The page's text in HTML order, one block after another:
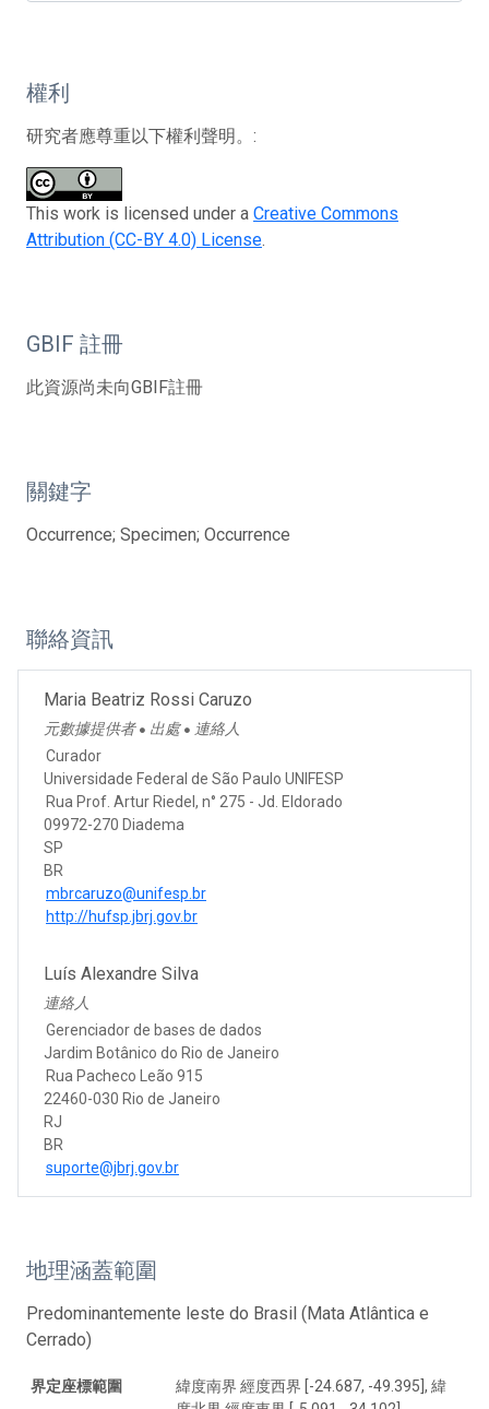
權利
研究者應尊重以下權利聲明。:
This work is licensed under a Creative Commons
Attribution (CC-BY 4.0) License.
GBIF 註冊
此資源尚未向GBIF註冊
關鍵字
Occurrence; Specimen; Occurrence
聯絡資訊
Maria Beatriz Rossi Caruzo
元數據提供者 ● 出處 ● 連絡人
Curador
Universidade Federal de São Paulo UNIFESP
Rua Prof. Artur Riedel, n° 275 - Jd. Eldorado
09972-270 Diadema
SP
BR
mbrcaruzo@unifesp.br
http://hufsp.jbrj.gov.br
Luís Alexandre Silva
連絡人
Gerenciador de bases de dados
Jardim Botânico do Rio de Janeiro
Rua Pacheco Leão 915
22460-030 Rio de Janeiro
RJ
BR
suporte@jbrj.gov.br
地理涵蓋範圍
Predominantemente leste do Brasil (Mata Atlântica e
Cerrado)
界定座標範圍
緯度南界 經度西界 [-24.687, -49.395], 緯